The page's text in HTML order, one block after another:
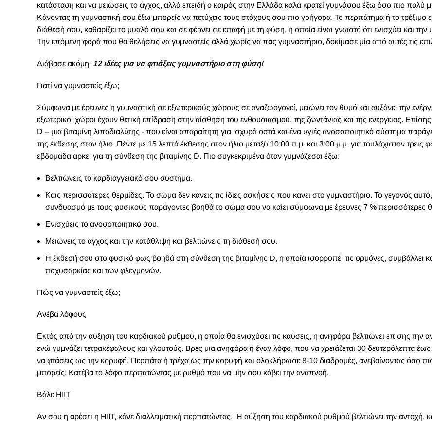
κατάσταση και να μειώσεις το άγχος, αλλά επειδή ο καιρός στην Ελλάδα καλά κρατεί γυμνάσου έξω όσο πιο πολύ
Κάνοντας τη γυμναστική σου έξω μπορείς να πετύχεις τους στόχους σου πιο γρήγορα. Το περπάτημα ή το τρέξιμο
διάθεσή σου, καθαρίζει το μυαλό σου και σε φέρνει σε επαφή με τη φύση, η οποία είναι γνωστό ότι ενισχύει και την
Την επόμενη φορά που θα θελήσεις να γυμναστείς αλλά χωρίς να πας γυμναστήριο, δοκίμασε μία από αυτές τις
Διάβασε ακόμη: 12 ιδέες για να φτιάξεις γυμναστήριο στη φύση!
Γιατί να γυμναστείς έξω;
Σύμφωνα με έρευνες η γυμναστική σε εξωτερικούς χώρους σε αναζωογονεί, μειώνει τον θυμό και αυξάνει την
εξωτερικοί χώροι έχουν θετική επίδραση στην αίσθηση του ενθουσιασμού, της ζωντάνιας και της ενέργειας.
D – μια βιταμίνη λιποδιαλύτης - που είναι απαραίτητη για ισχυρά οστά και ένα υγιές ανοσοποιητικό σύστημα
της έκθεσης στον ήλιο. Πέντε με 15 λεπτά έκθεσης στον ήλιο μεταξύ 10:00 π.μ. και 3:00 μ.μ. για τουλάχιστον τρεις
εβδομάδα αρκεί για τη σύνθεση της βιταμίνης D. Πιο συγκεκριμένα όταν γυμνάζεσαι έξω:
Βελτιώνεις το καρδιαγγειακό σου σύστημα.
Καις περισσότερες θερμίδες. Το σώμα δεν κάνεις τις ίδιες ασκήσεις που κάνει στο γυμναστήριο. Το γεγονός
συνδυασμό με τους φυσικούς παράγοντες βοηθά το σώμα σου να καίει σύμφωνα με έρευνες 7 % περισσότερες
Ενισχύεις το ανοσοποιητικό σου.
Μειώνεις το άγχος και την κατάθλιψη και βελτιώνεις τη διάθεσή σου.
Η έκθεσή σου στο φυσικό φως βοηθά στη σύνθεση της βιταμίνης D, η οποία ισορροπεί τις ορμόνες, συμβάλλει
παχυσαρκίας και των φλεγμονών.
Πώς να γυμναστείς έξω;
Ανέβα λόφους
Εκτός από την αύξηση του καρδιακού ρυθμού, η οποία θα ενισχύσει τις καύσεις, η ανηφόρα βελτιώνει επίσης την
ενώ γυμνάζει τετρακέφαλους και γλουτούς. Βρες μια ανηφόρα ή έναν λόφο, που να χρειάζεται 30 δευτερόλεπτα έως
να φτάσεις ως την κορυφή. Περπάτα ή τρέχα ως την κορυφή και ολοκλήρωσε 8-10 διαδρομές, ανεβαίνοντας όσο
μπορείς. Κατέβα το λόφο περπατώντας με ρυθμό που να μην σου κόβει την αναπνοή.
Βάλε ΗΙΙΤ
Αν σου η αρέσει η HIIT, κάνε διαλλειματική περπατώντας. Η αύξηση του καρδιακού ρυθμού βελτιώνει την αντοχή,